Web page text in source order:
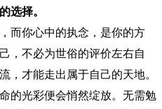
选择。
而你心中的执念，是你的方
，不必为世俗的评价左右自
，才能走出属于自己的天地。
的光彩便会悄然绽放。无需勉